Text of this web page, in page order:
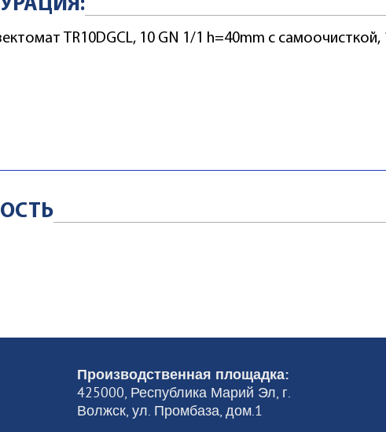
ВОДЫ 3,5TR10DGCL, 10 GN 1/1 h=40mm с
Производственная площадка:
425000, Республика Марий Эл, г.
Волжск, ул. Промбаза, дом.1